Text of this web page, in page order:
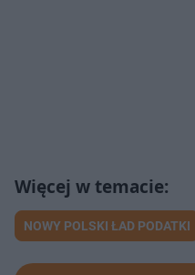
NOWY POLSKI ŁAD PODATKI